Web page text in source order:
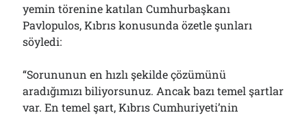
yemin törenine katılan Cumhurbaşkanı
Pavlopulos, Kıbrıs konusunda özetle şunları
söyledi:
“Sorununun en hızlı şekilde çözümünü
aradığımızı biliyorsunuz. Ancak bazı temel şartlar
var. En temel şart, Kıbrıs Cumhuriyeti’nin